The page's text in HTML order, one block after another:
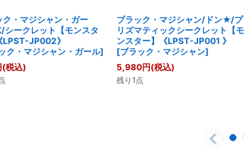
ク・マジシャン・ガー
シークレット【モンスタ
LPST-JP002》
ク・マジシャン・ガール]
(税込)
ブラック・マジシャン/ドン★/プ
リズマティックシークレット【モ
ンスター】《LPST-JP001 》
[ブラック・マジシャン]
5,980円(税込)
残り1点